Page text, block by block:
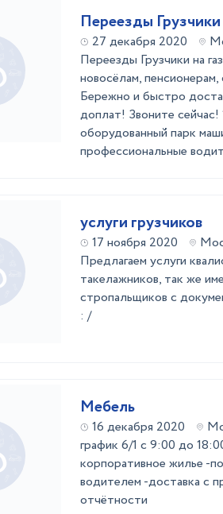
Переезды Грузчики
27 декабря 2020
Переезды Грузчики на
новосёлам,
Бережно и быстро
доплат! Звоните
оборудованный парк
профессиональные
услуги грузчиков
17 ноября 2020
Предлагаем услуги
такелажников, так же
стропальщиков с
: /
Мебель
16 декабря 2020
график 6/1 с 9:00 до
корпоративное жилье -
водителем -доставка с
отчётности